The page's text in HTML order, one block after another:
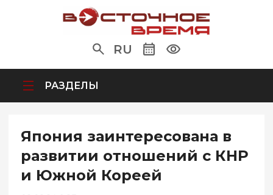
RU
РАЗДЕЛЫ
Япония заинтересована в
развитии отношений с КНР
и Южной Кореей